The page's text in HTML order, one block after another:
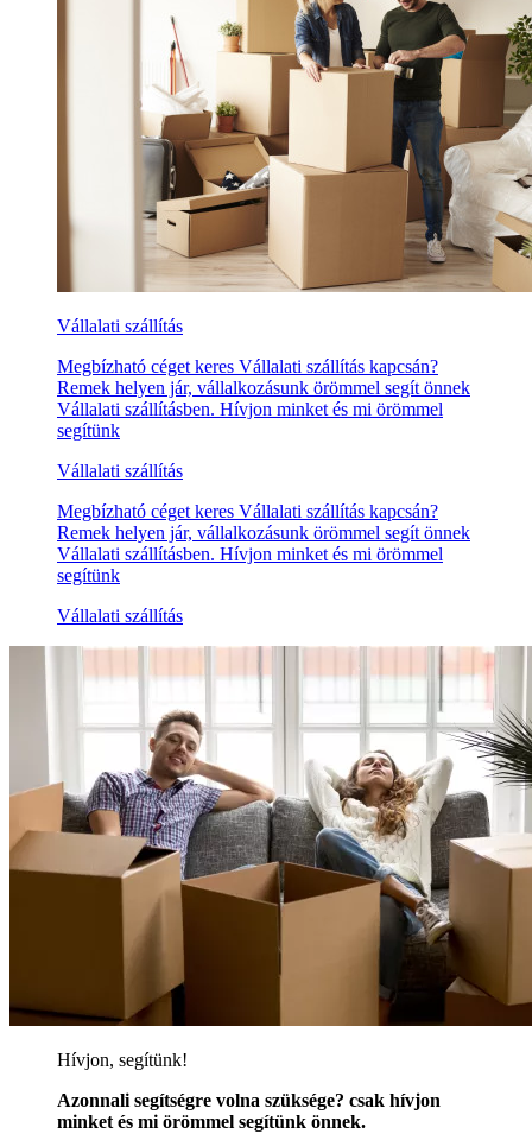
Vállalati szállítás
Megbízható céget keres Vállalati szállítás kapcsán?
Remek helyen jár, vállalkozásunk örömmel segít önnek
Vállalati szállításben. Hívjon minket és mi örömmel
segítünk
Vállalati szállítás
Megbízható céget keres Vállalati szállítás kapcsán?
Remek helyen jár, vállalkozásunk örömmel segít önnek
Vállalati szállításben. Hívjon minket és mi örömmel
segítünk
Vállalati szállítás
Hívjon, segítünk!
Azonnali segítségre volna szüksége? csak hívjon
minket és mi örömmel segítünk önnek.